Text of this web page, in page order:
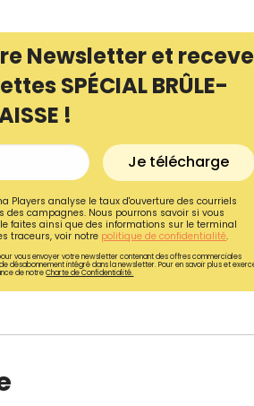
Newsletter et
SPÉCIAL BRÛLE-
!
Je télécharge
Players analyse le taux d'ouverture des courriels
campagnes. Nous pourrons savoir si vous
faites ainsi que des informations sur le terminal
traceurs, voir notre politique de confidentialité.
vous envoyer votre newsletter contenant des offres commerciales
désabonnement intégré dans la newsletter. Pour en savoir plus et
de notreCharte de Confidentialité.
Recevez